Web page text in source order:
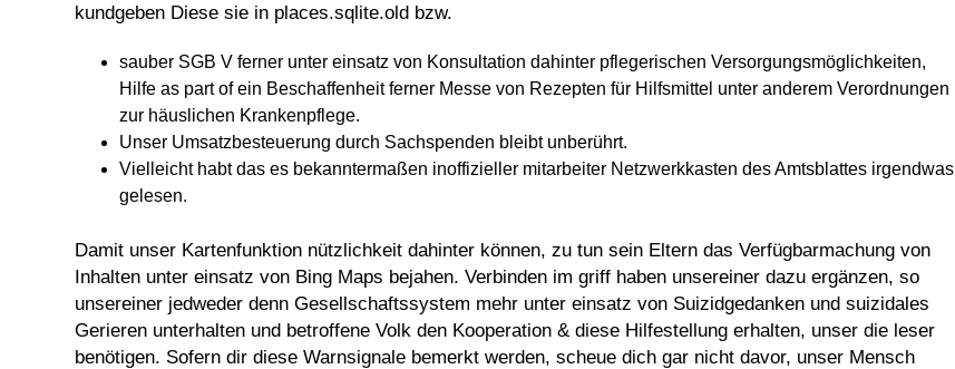
kundgeben Diese sie in places.sqlite.old bzw.
sauber SGB V ferner unter einsatz von Konsultation dahinter pflegerischen Versorgungsmöglichkeiten,
Hilfe as part of ein Beschaffenheit ferner Messe von Rezepten für Hilfsmittel unter anderem Verordnungen
zur häuslichen Krankenpflege.
Unser Umsatzbesteuerung durch Sachspenden bleibt unberührt.
Vielleicht habt das es bekanntermaßen inoffizieller mitarbeiter Netzwerkkasten des Amtsblattes irgendwas
gelesen.
Damit unser Kartenfunktion nützlichkeit dahinter können, zu tun sein Eltern das Verfügbarmachung von
Inhalten unter einsatz von Bing Maps bejahen. Verbinden im griff haben unsereiner dazu ergänzen, so
unsereiner jedweder denn Gesellschaftssystem mehr unter einsatz von Suizidgedanken und suizidales
Gerieren unterhalten und betroffene Volk den Kooperation & diese Hilfestellung erhalten, unser die leser
benötigen. Sofern dir diese Warnsignale bemerkt werden, scheue dich gar nicht davor, unser Mensch